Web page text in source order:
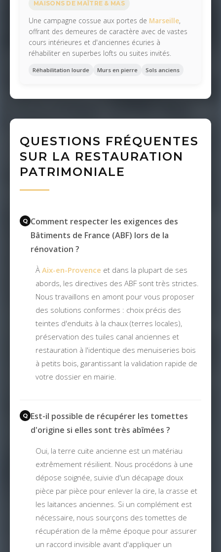
MAISONS DE MAÎTRE & MAS
Une campagne cossue aux portes de Marseille,
offrant des demeures de caractère avec de vastes
cours intérieures et d'anciennes écuries à
réhabiliter en superbes lofts ou suites invités.
Réhabilitation lourde Murs en pierre Sols anciens
QUESTIONS FRÉQUENTES
SUR LA RESTAURATION
PATRIMONIALE
Comment respecter les exigences des
Bâtiments de France (ABF) lors de la
rénovation ?
À Aix-en-Provence et dans la plupart de ses
abords, les directives des ABF sont très strictes.
Nous travaillons en amont pour vous proposer
des solutions conformes : choix précis des
teintes d'enduits à la chaux (terres locales),
préservation des tuiles canal anciennes et
restauration à l'identique des menuiseries bois
à petits bois, garantissant la validation rapide de
votre dossier en mairie.
Est-il possible de récupérer les tomettes
d'origine si elles sont très abîmées ?
Oui, la terre cuite ancienne est un matériau
extrêmement résilient. Nous procédons à une
dépose soignée, suivie d'un décapage doux
pièce par pièce pour enlever la cire, la crasse et
les laitances anciennes. Si un complément est
nécessaire, nous sourçons des tomettes de
récupération de la même époque pour assurer
un raccord invisible avant d'appliquer un